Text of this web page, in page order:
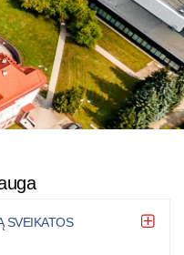
SVEIKATOS